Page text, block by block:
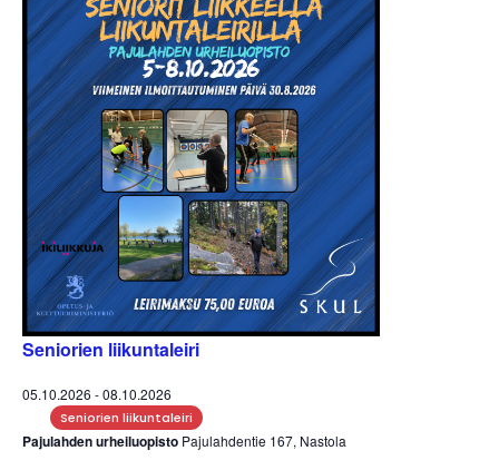
Seniorien liikuntaleiri
05.10.2026 -08.10.2026
Seniorien liikuntaleiri
Pajulahden urheiluopisto Pajulahdentie 167, Nastola